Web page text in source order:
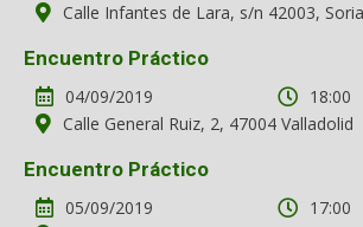
Calle Infantes de Lara, s/n 42003, Soria
Encuentro Práctico
04/09/2019
18:00
Calle General Ruiz, 2, 47004 Valladolid
Encuentro Práctico
05/09/2019
17:00